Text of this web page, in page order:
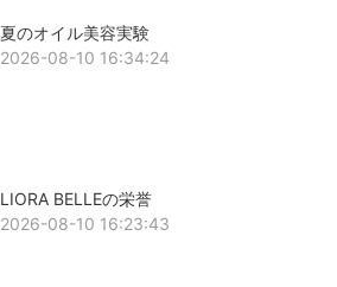
夏のオイル美容実験
2026-08-10 16:34:24
LIORA BELLEの栄誉
2026-08-10 16:23:43